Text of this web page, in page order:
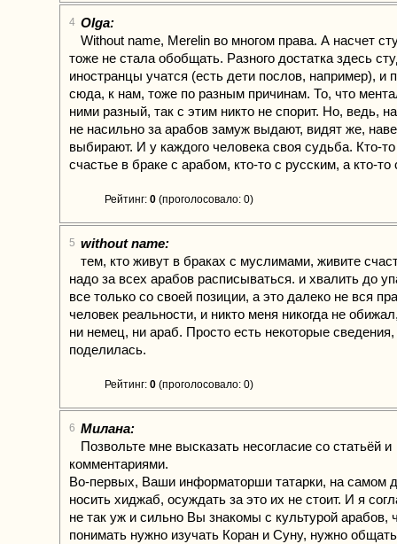
4 Olga:
Without name, Merelin во многом права. А насчет
тоже не стала обобщать. Разного достатка здесь
иностранцы учатся (есть дети послов, например), и
сюда, к нам, тоже по разным причинам. То, что
ними разный, так с этим никто не спорит. Но, ведь,
не насильно за арабов замуж выдают, видят же,
выбирают. И у каждого человека своя судьба. Кто-
счастье в браке с арабом, кто-то с русским, а кто-
Рейтинг: 0 (проголосовало: 0)
5 without name:
тем, кто живут в браках с муслимами, живите
надо за всех арабов расписываться. и хвалить до
все только со своей позиции, а это далеко не вся
человек реальности, и никто меня никогда не
ни немец, ни араб. Просто есть некоторые
поделилась.
Рейтинг: 0 (проголосовало: 0)
6 Милана:
Позвольте мне высказать несогласие со статьёй и
комментариями.
Во-первых, Ваши информаторши татарки, на самом
носить хиджаб, осуждать за это их не стоит. И я
не так уж и сильно Вы знакомы с культурой арабов,
понимать нужно изучать Коран и Суну, нужно